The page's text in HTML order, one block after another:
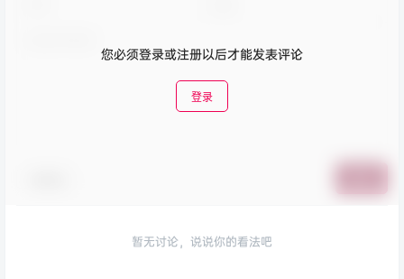
您必须登录或注册以后才能发表评论
登录
暂无讨论，说说你的看法吧